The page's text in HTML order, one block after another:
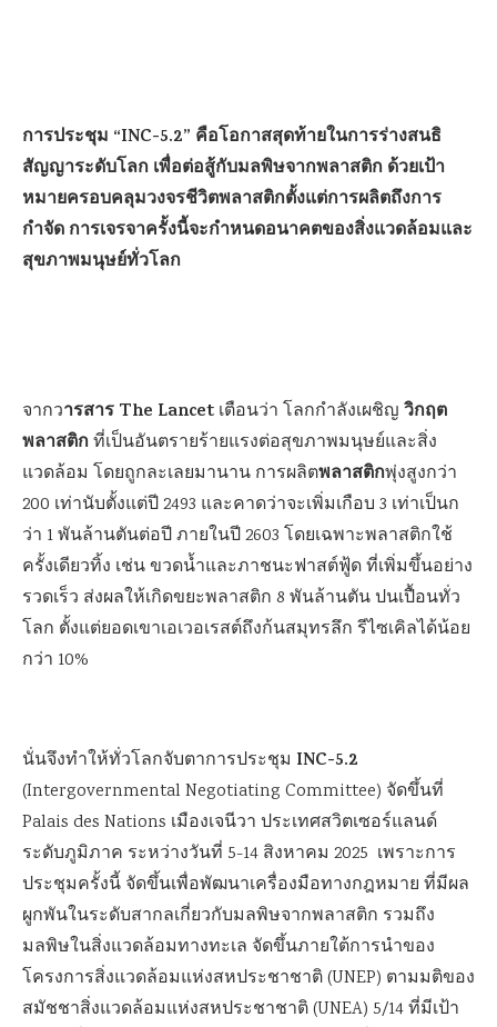
การประชุม “INC-5.2” คือโอกาสสุดท้ายในการร่างสนธิ
สัญญาระดับโลก เพื่อต่อสู้กับมลพิษจากพลาสติก ด้วยเป้า
หมายครอบคลุมวงจรชีวิตพลาสติกตั้งแต่การผลิตถึงการ
กำจัด การเจรจาครั้งนี้จะกำหนดอนาคตของสิ่งแวดล้อมและ
สุขภาพมนุษย์ทั่วโลก
จากวารสาร The Lancet เตือนว่า โลกกำลังเผชิญ วิกฤต
พลาสติก ที่เป็นอันตรายร้ายแรงต่อสุขภาพมนุษย์และสิ่ง
แวดล้อม โดยถูกละเลยมานาน การผลิตพลาสติกพุ่งสูงกว่า
200 เท่านับตั้งแต่ปี 2493 และคาดว่าจะเพิ่มเกือบ 3 เท่าเป็นก
ว่า 1 พันล้านตันต่อปี ภายในปี 2603 โดยเฉพาะพลาสติกใช้
ครั้งเดียวทิ้ง เช่น ขวดน้ำและภาชนะฟาสต์ฟู้ด ที่เพิ่มขึ้นอย่าง
รวดเร็ว ส่งผลให้เกิดขยะพลาสติก 8 พันล้านตัน ปนเปื้อนทั่ว
โลก ตั้งแต่ยอดเขาเอเวอเรสต์ถึงก้นสมุทรลึก รีไซเคิลได้น้อย
กว่า 10%
นั่นจึงทำให้ทั่วโลกจับตาการประชุม INC-5.2
(Intergovernmental Negotiating Committee) จัดขึ้นที่
Palais des Nations เมืองเจนีวา ประเทศสวิตเซอร์แลนด์
ระดับภูมิภาค ระหว่างวันที่ 5-14 สิงหาคม 2025 เพราะการ
ประชุมครั้งนี้ จัดขึ้นเพื่อพัฒนาเครื่องมือทางกฎหมาย ที่มีผล
ผูกพันในระดับสากลเกี่ยวกับมลพิษจากพลาสติก รวมถึง
มลพิษในสิ่งแวดล้อมทางทะเล จัดขึ้นภายใต้การนำของ
โครงการสิ่งแวดล้อมแห่งสหประชาชาติ (UNEP) ตามมติของ
สมัชชาสิ่งแวดล้อมแห่งสหประชาชาติ (UNEA) 5/14 ที่มีเป้า